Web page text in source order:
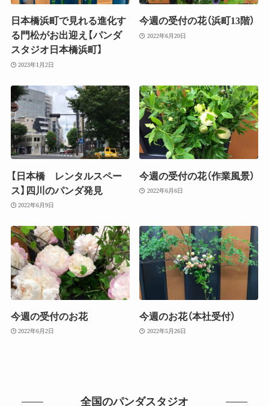
日本橋浜町で見れる進化す
る門松がお出迎え【パンダ
スタジオ日本橋浜町】
2023年1月2日
今週の受付の花（浜町13階）
2022年6月20日
【日本橋 レンタルスペー
ス】四川のパンダ発見
2022年6月9日
今週の受付の花（作業風景）
2022年6月6日
今週の受付のお花
2022年6月2日
今週のお花（本社受付）
2022年5月26日
全国のパンダスタジオ